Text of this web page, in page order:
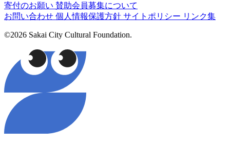
寄付のお願い 賛助会員募集について
お問い合わせ 個人情報保護方針 サイトポリシー リンク集
©2026 Sakai City Cultural Foundation.